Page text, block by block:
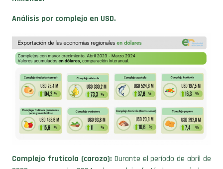
Análisis por complejo en USD.
2023 a marzo de 2024, el complejo frutícola, que incluye
duraznos, ciruelas, cerezas y otros, registró un gran